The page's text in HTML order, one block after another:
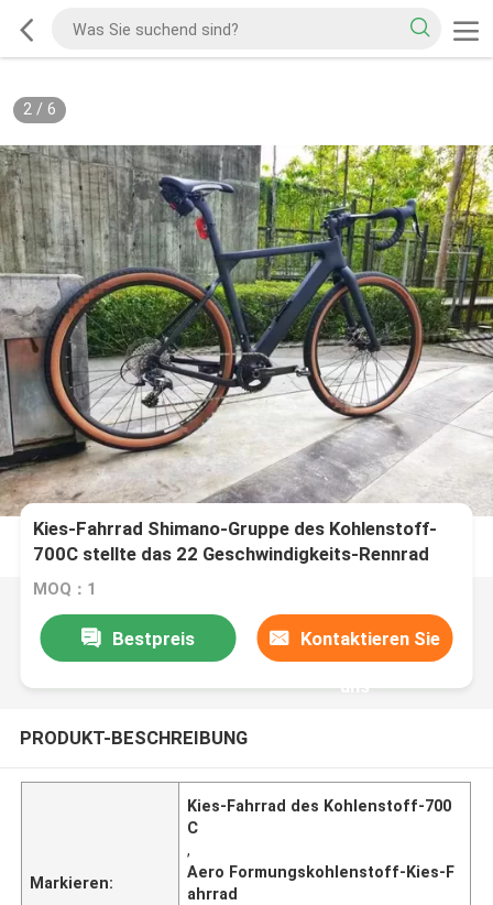
2/ 6
Kies-Fahrrad Shimano-Gruppe des Kohlenstoff-
700C stellte das 22 Geschwindigkeits-Rennrad
11kgs ein
MOQ：1
Bestpreis Kontaktieren Sie
uns
PRODUKT-BESCHREIBUNG
Markieren:
Kies-Fahrrad des Kohlenstoff-700
C
,
Aero Formungskohlenstoff-Kies-F
ahrrad